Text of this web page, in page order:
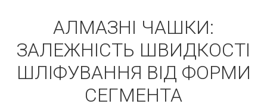
АЛМАЗНІ ЧАШКИ:
ЗАЛЕЖНІСТЬ ШВИДКОСТІ
ШЛІФУВАННЯ ВІД ФОРМИ
СЕГМЕНТА